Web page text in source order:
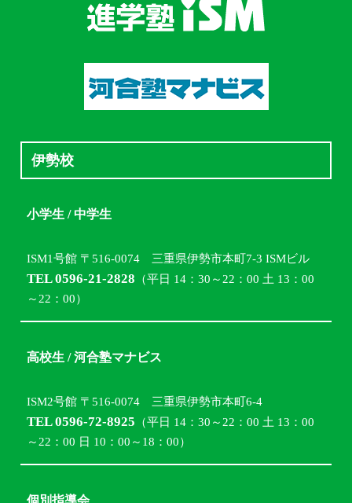
伊勢校
小学生 / 中学生
ISM1号館 〒516-0074 三重県伊勢市本町7-3 ISMビル
TEL 0596-21-2828 （平日 14：30～22：00 土 13：00
～22：00）
高校生 / 河合塾マナビス
ISM2号館 〒516-0074 三重県伊勢市本町6-4
TEL 0596-72-8925 （平日 14：30～22：00 土 13：00
～22：00 日 10：00～18：00）
個別指導会